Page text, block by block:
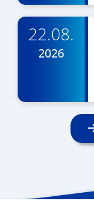
22.08.
2026